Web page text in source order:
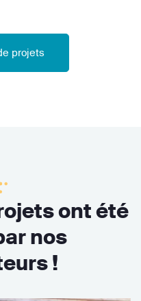
projets
ont été
nos
!